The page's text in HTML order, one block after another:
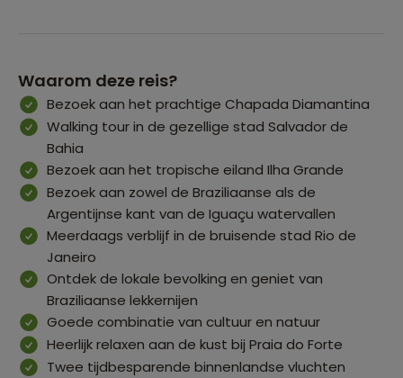
Waarom deze reis?
Bezoek aan het prachtige Chapada Diamantina
Walking tour in de gezellige stad Salvador de
Bahia
Bezoek aan het tropische eiland Ilha Grande
Bezoek aan zowel de Braziliaanse als de
Argentijnse kant van de Iguaçu watervallen
Meerdaags verblijf in de bruisende stad Rio de
Janeiro
Ontdek de lokale bevolking en geniet van
Braziliaanse lekkernijen
Goede combinatie van cultuur en natuur
Heerlijk relaxen aan de kust bij Praia do Forte
Twee tijdbesparende binnenlandse vluchten